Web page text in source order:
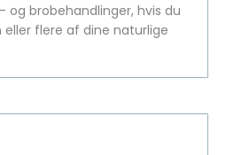
og brobehandlinger, hvis du
flere af dine naturlige